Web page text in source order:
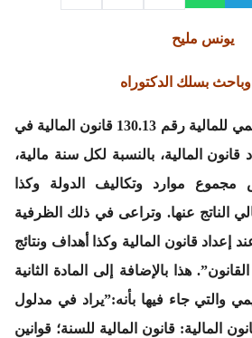
يونس مليح
بسلك الدكتوراه
لقد عرف القانون التنظيمي للمالية رقم 130.13 قانون المالية في
قانون المالية، بالنسبة لكل سنة مالية،
موارد وتكاليف الدولة وكذا
الناتج عنها. وتراعى في ذلك الظرفية
إعداد قانون المالية وكذا أهداف ونتائج
هذا بالإضافة إلى المادة الثانية
والتي جاء فيها بأنه:”يراد في مدلول
المالية: قانون المالية للسنة؛ قوانين